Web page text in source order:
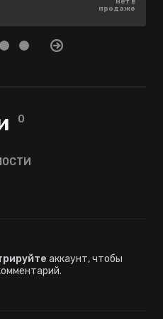
продаже
183 ₽
284 ₽
0
аккаунт, чтобы